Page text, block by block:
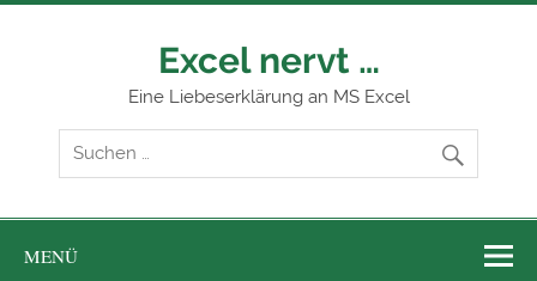
Zum
Excel nervt …
Eine Liebeserklärung an MS Excel
MENÜ